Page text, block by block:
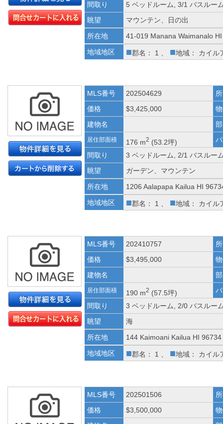
間取り
5 ベッドルーム, 3/1 バスルー
眺望
マウンテン、日の出
所在地
41-019 Manana Waimanalo
地域地区
■郡名： 1 、 ■地域： カイル
MLS番号 202504629
価格
$3,425,000
建物名
居住部面積 176 m2 (53.2坪)
間取り
3 ベッドルーム, 2/1 バスルー
眺望
ガーデン、マウンテン
所在地
1206 Aalapapa Kailua HI
地域地区
■郡名： 1 、 ■地域： カイル
MLS番号 202410757
価格
$3,495,000
建物名
居住部面積 190 m2 (57.5坪)
間取り
3 ベッドルーム, 2/0 バスルー
眺望
海
所在地
144 Kaimoani Kailua HI 96734
地域地区
■郡名： 1 、 ■地域： カイル
MLS番号 202501506
価格
$3,500,000